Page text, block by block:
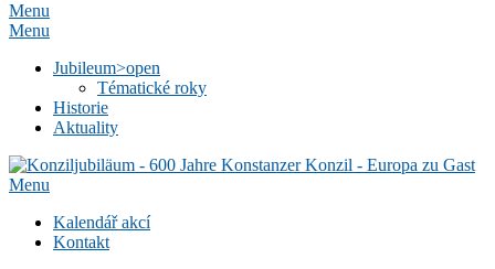
Menu
Menu
Jubileum>open
Tématické roky
Historie
Aktuality
Menu
Kalendář akcí
Kontakt